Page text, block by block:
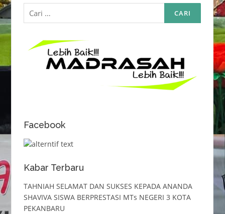
Cari
untuk:
Facebook
Kabar Terbaru
TAHNIAH SELAMAT DAN SUKSES KEPADA ANANDA
SHAVIVA SISWA BERPRESTASI MTs NEGERI 3 KOTA
PEKANBARU